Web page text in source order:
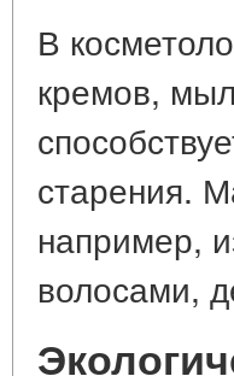
В
кремов,
старения.
например,
волосами,